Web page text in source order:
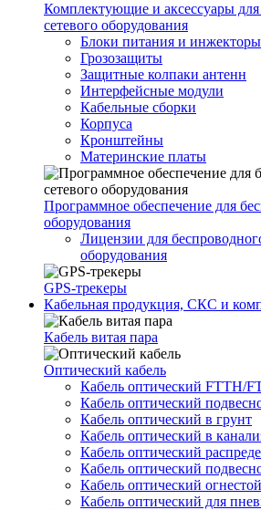
Комплектующие и аксессуары для
сетевого оборудования
Блоки питания и инжекторы
Грозозащиты
Защитные колпаки антенн
Интерфейсные модули
Кабельные сборки
Корпуса
Кронштейны
Материнские платы
Программное обеспечение для
оборудования
Лицензии для
оборудования
GPS-трекеры
Кабельная продукция, СКС и
Кабель витая пара
Оптический кабель
Кабель оптический FTTH/
Кабель оптический
Кабель оптический в грунт
Кабель оптический в
Кабель оптический
Кабель оптический
Кабель оптический
Кабель оптический для